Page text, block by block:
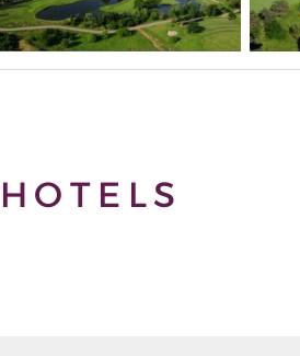
HOTELS